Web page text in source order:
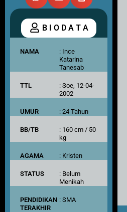
B I O D A T A
NAMA
: Ince
Katarina
Tanesab
TTL
: Soe, 12-04-
2002
UMUR : 24 Tahun
BB/TB
: 160 cm / 50
kg
AGAMA : Kristen
STATUS
: Belum
Menikah
PENDIDIKAN
TERAKHIR
: SMA